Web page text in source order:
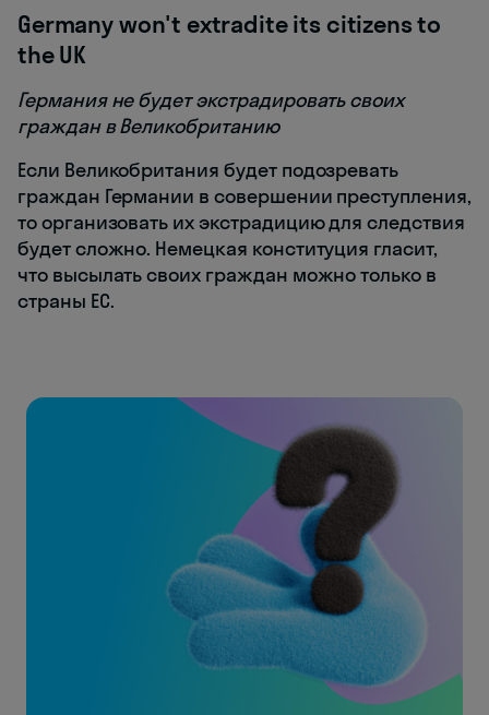
Germany won't extradite its citizens to
the UK
Германия не будет экстрадировать своих
граждан в Великобританию
Если Великобритания будет подозревать
граждан Германии в совершении преступления,
то организовать их экстрадицию для следствия
будет сложно. Немецкая конституция гласит,
что высылать своих граждан можно только в
страны ЕС.